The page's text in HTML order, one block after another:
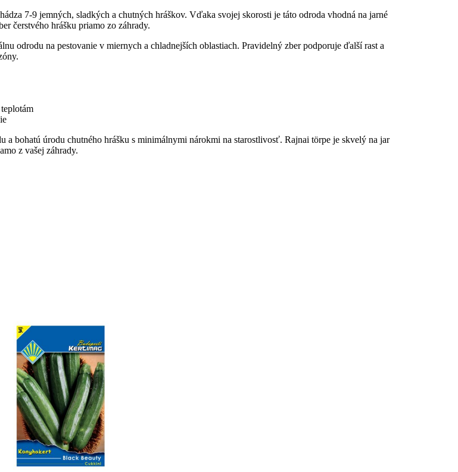
7-9 jemných, sladkých a chutných hráškov. Vďaka svojej skorosti je táto odroda vhodná na jarné
čerstvého hrášku priamo zo záhrady.
odrodu na pestovanie v miernych a chladnejších oblastiach. Pravidelný zber podporuje ďalší rast a
bohatú úrodu chutného hrášku s minimálnymi nárokmi na starostlivosť. Rajnai törpe je skvelý na jar
z vašej záhrady.